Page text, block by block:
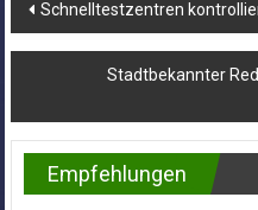
Schnelltestzentren
Stadtbekannter
Empfehlungen